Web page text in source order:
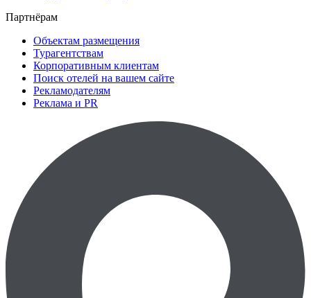
Партнёрам
Объектам размещения
Турагентствам
Корпоративным клиентам
Поиск отелей на вашем сайте
Рекламодателям
Реклама и PR